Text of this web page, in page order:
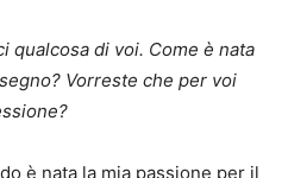
qualcosa di voi. Come è nata
Vorreste che per voi
è nata la mia passione per il